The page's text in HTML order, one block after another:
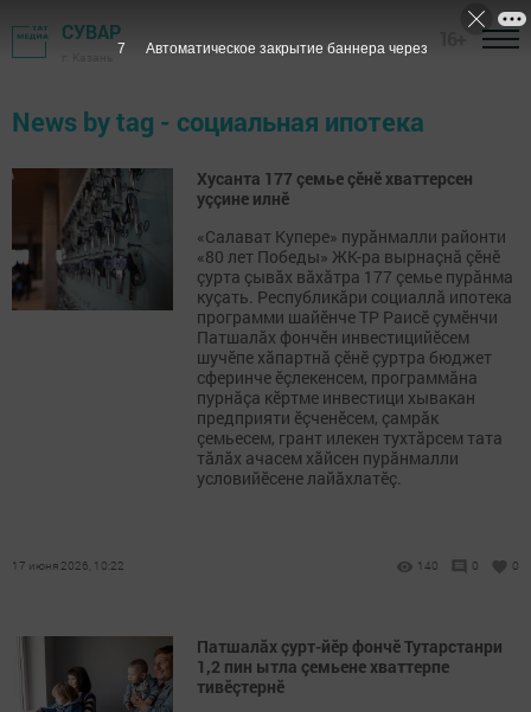
СУВАР
News by tag - социальная ипотека
Хусанта 177 çемье çӗнӗ хваттерсен
уççине илнӗ
«Салават Купере» пурăнмалли районти
«80 лет Победы» ЖК-ра вырнаçнă çӗнӗ
çурта çывăх вăхăтра 177 çемье пурăнма
куçать. Республикăри социаллă ипотека
программи шайӗнче ТР Раисӗ çумӗнчи
Патшалăх фончӗн инвестицийӗсем
шучӗпе хăпартнă çӗнӗ çуртра бюджет
сферинче ӗçлекенсем, программăна
пурнăçа кӗртме инвестици хывакан
предприяти ӗçченӗсем, çамрăк
çемьесем, грант илекен тухтăрсем тата
тăлăх ачасем хăйсен пурăнмалли
условийӗсене лайăхлатӗç.
17 июня 2026, 10:22 140 0 0
Патшалăх çурт-йӗр фончӗ Тутарстанри
1,2 пин ытла çемьене хваттерпе
тивӗçтернӗ
7 Автоматическое закрытие баннера через